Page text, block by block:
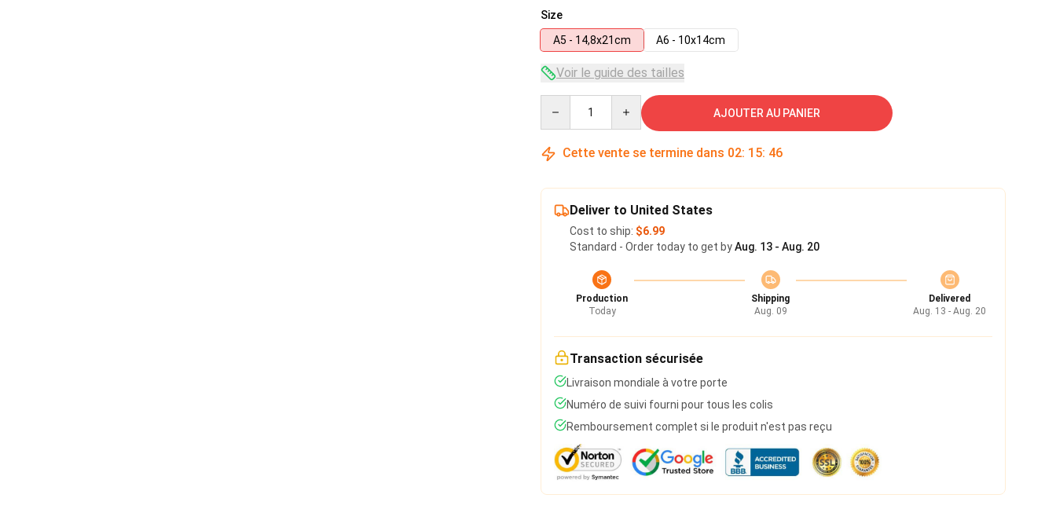
Size
A5 - 14,8x21cm
A6 - 10x14cm
Voir le guide des tailles
AJOUTER AU PANIER
Cette vente se termine dans 02: 15: 45
Deliver to United States
Cost to ship: $6.99
Standard - Order today to get byAug. 13 - Aug. 20
Production
Today
Shipping
Aug. 09
Delivered
Aug. 13 - Aug. 20
Transaction sécurisée
Livraison mondiale à votre porte
Numéro de suivi fourni pour tous les colis
Remboursement complet si le produit n'est pas reçu